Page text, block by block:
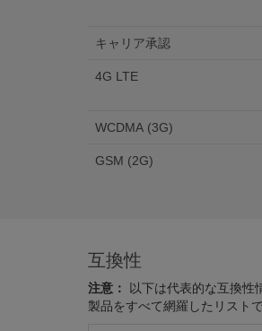
キャリア承認
4G LTE
WCDMA (3G)
GSM (2G)
互換性
注意：
以下は代表的な互換性
製品をすべて網羅したリスト